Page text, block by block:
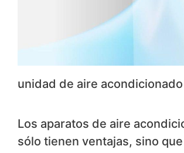
unidad de aire acondicionado
Los aparatos de aire
sólo tienen ventajas, sino